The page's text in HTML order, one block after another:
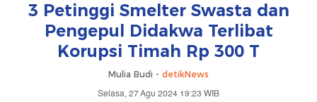
3 Petinggi Smelter Swasta dan
Pengepul Didakwa Terlibat
Korupsi Timah Rp 300 T
Mulia Budi - detikNews
Selasa, 27 Agu 2024 19:23 WIB